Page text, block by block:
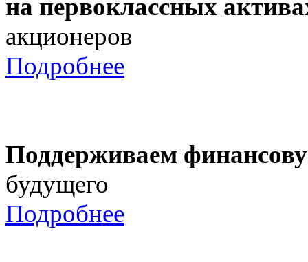
на первоклассных
акционеров
Подробнее
Поддерживаем
будущего
Подробнее